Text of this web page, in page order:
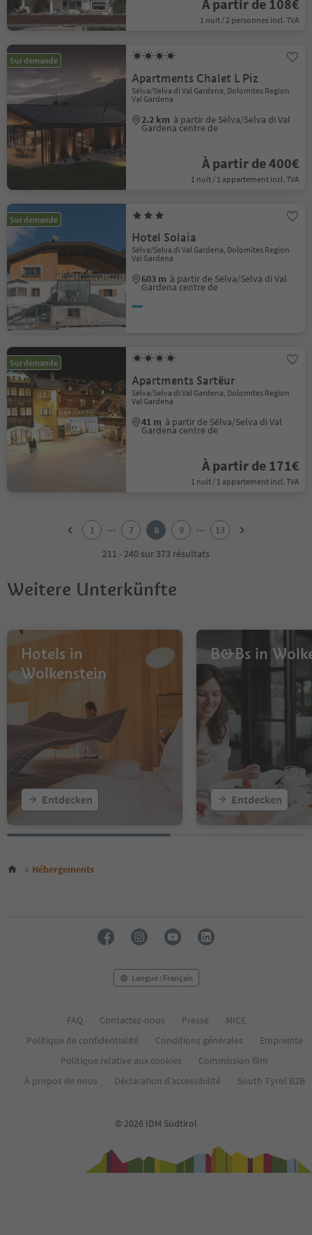
À partir de 108€
1 nuit / 2 personnes incl. TVA
Sur demande
Apartments Chalet L Piz
Sëlva/Selva di Val Gardena, Dolomites Region
Val Gardena
2.2 km à partir de Sëlva/Selva di Val
Gardena centre de
À partir de 400€
1 nuit / 1 appartement incl. TVA
Sur demande
Hotel Solaia
Sëlva/Selva di Val Gardena, Dolomites Region
Val Gardena
603 m à partir de Sëlva/Selva di Val
Gardena centre de
Sur demande
Apartments Sartëur
Sëlva/Selva di Val Gardena, Dolomites Region
Val Gardena
41 m à partir de Sëlva/Selva di Val
Gardena centre de
À partir de 171€
1 nuit / 1 appartement incl. TVA
6
7
10
13
1 ... 7 8 9 ...
13
211 - 240 sur 373 résultats
Weitere Unterkünfte
Hotels in
Wolkenstein
Entdecken
B&Bs in
Entdecken
Hébergements
Langue : Français
FAQ Contactez-nous Presse
MICE
Politique de confidentialité
Conditions générales
Empreinte
Politique relative aux cookies
Commission film
À propos de nous
Déclaration d’accessibilité South Tyrol B2B
© 2026 IDM Südtirol